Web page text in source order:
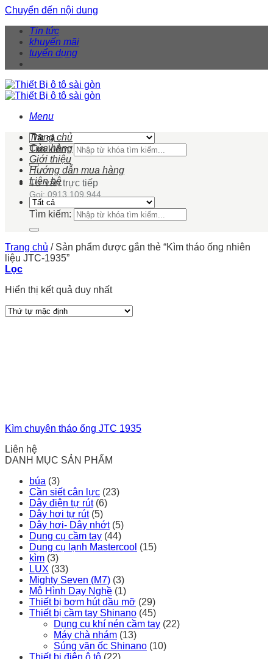
Chuyển đến nội dung
Tin tức
khuyến mãi
tuyển dụng
Menu
Tìm kiếm:
Tư vấn trực tiếp
Gọi: 0913 109 944
Trang chủ
Cửa hàng
Giới thiệu
Hướng dẫn mua hàng
Liên hệ
Tìm kiếm:
Trang chủ /Sản phẩm được gắn thẻ “Kìm tháo ống nhiên
liệu JTC-1935”
Lọc
Hiển thị kết quả duy nhất
Kìm chuyên tháo ống JTC 1935
Liên hệ
DANH MỤC SẢN PHẨM
búa (3)
Cần siết cân lực (23)
Dây điện tự rút (6)
Dây hơi tự rút (5)
Dây hơi- Dây nhớt (5)
Dụng cụ cầm tay (44)
Dụng cụ lạnh Mastercool (15)
kìm (3)
LUX (33)
Mighty Seven (M7) (3)
Mô Hình Dạy Nghề (1)
Thiết bị bơm hút dầu mỡ (29)
Thiết bị cầm tay Shinano (45)
Dụng cụ khí nén cầm tay (22)
Máy chà nhám (13)
Súng vặn ốc Shinano (10)
Thiết bị điện ô tô (22)